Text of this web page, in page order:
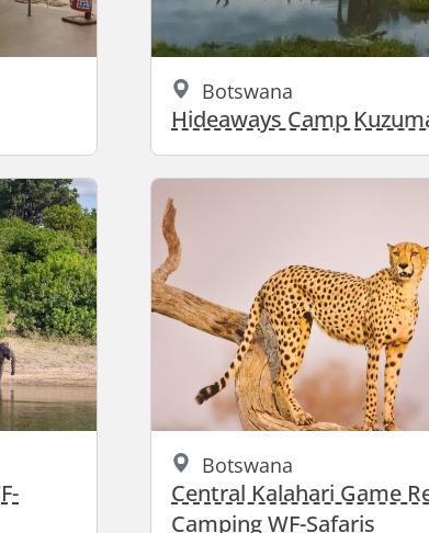
Botswana
Hideaways Camp
Botswana
Central Kalahari Game
Camping WF-Safaris